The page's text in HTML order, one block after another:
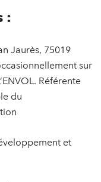
:
Jaurès, 75019
sur
Référente
du
et